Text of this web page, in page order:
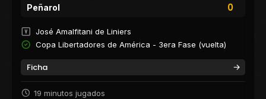
0
Peñarol
José Amalfitani de Liniers
Copa Libertadores de América - 3era Fase (vuelta)
Ficha
19 minutos jugados